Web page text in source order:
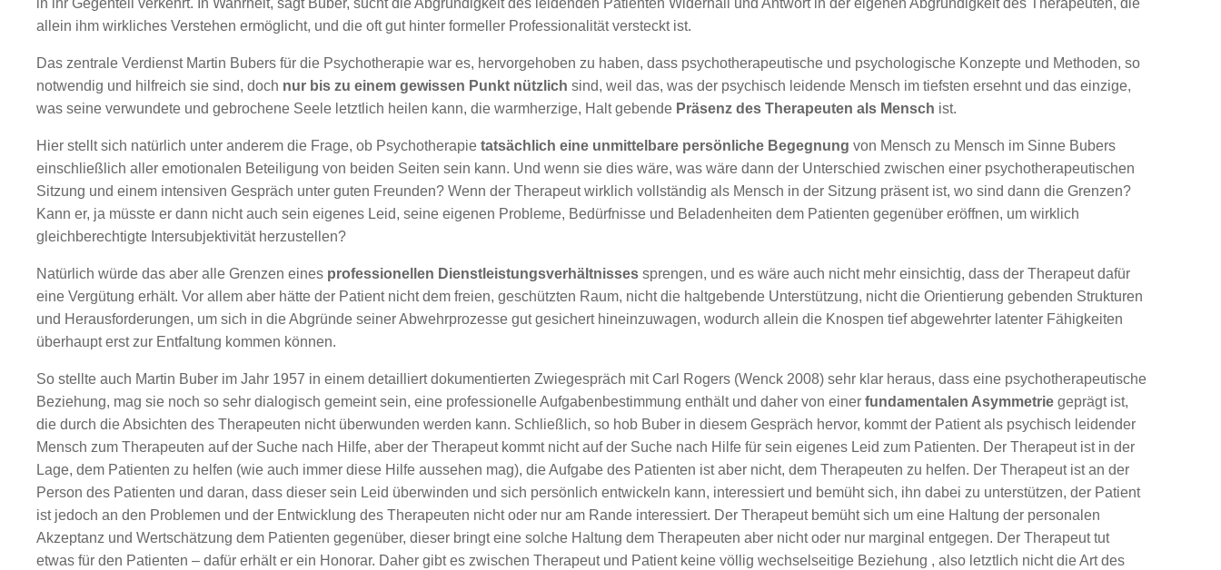
in ihr Gegenteil verkehrt. In Wahrheit, sagt Buber, sucht die Abgründigkeit des leidenden Patienten Widerhall und Antwort in der eigenen Abgründigkeit des Therapeuten, die
allein ihm wirkliches Verstehen ermöglicht, und die oft gut hinter formeller Professionalität versteckt ist.
Das zentrale Verdienst Martin Bubers für die Psychotherapie war es, hervorgehoben zu haben, dass psychotherapeutische und psychologische Konzepte und Methoden, so
notwendig und hilfreich sie sind, doch nur bis zu einem gewissen Punkt nützlich sind, weil das, was der psychisch leidende Mensch im tiefsten ersehnt und das einzige,
was seine verwundete und gebrochene Seele letztlich heilen kann, die warmherzige, Halt gebende Präsenz des Therapeuten als Mensch ist.
Hier stellt sich natürlich unter anderem die Frage, ob Psychotherapie tatsächlich eine unmittelbare persönliche Begegnung von Mensch zu Mensch im Sinne Bubers
einschließlich aller emotionalen Beteiligung von beiden Seiten sein kann. Und wenn sie dies wäre, was wäre dann der Unterschied zwischen einer psychotherapeutischen
Sitzung und einem intensiven Gespräch unter guten Freunden? Wenn der Therapeut wirklich vollständig als Mensch in der Sitzung präsent ist, wo sind dann die Grenzen?
Kann er, ja müsste er dann nicht auch sein eigenes Leid, seine eigenen Probleme, Bedürfnisse und Beladenheiten dem Patienten gegenüber eröffnen, um wirklich
gleichberechtigte Intersubjektivität herzustellen?
Natürlich würde das aber alle Grenzen eines professionellen Dienstleistungsverhältnisses sprengen, und es wäre auch nicht mehr einsichtig, dass der Therapeut dafür
eine Vergütung erhält. Vor allem aber hätte der Patient nicht dem freien, geschützten Raum, nicht die haltgebende Unterstützung, nicht die Orientierung gebenden Strukturen
und Herausforderungen, um sich in die Abgründe seiner Abwehrprozesse gut gesichert hineinzuwagen, wodurch allein die Knospen tief abgewehrter latenter Fähigkeiten
überhaupt erst zur Entfaltung kommen können.
So stellte auch Martin Buber im Jahr 1957 in einem detailliert dokumentierten Zwiegespräch mit Carl Rogers (Wenck 2008) sehr klar heraus, dass eine psychotherapeutische
Beziehung, mag sie noch so sehr dialogisch gemeint sein, eine professionelle Aufgabenbestimmung enthält und daher von einer fundamentalen Asymmetrie geprägt ist,
die durch die Absichten des Therapeuten nicht überwunden werden kann. Schließlich, so hob Buber in diesem Gespräch hervor, kommt der Patient als psychisch leidender
Mensch zum Therapeuten auf der Suche nach Hilfe, aber der Therapeut kommt nicht auf der Suche nach Hilfe für sein eigenes Leid zum Patienten. Der Therapeut ist in der
Lage, dem Patienten zu helfen (wie auch immer diese Hilfe aussehen mag), die Aufgabe des Patienten ist aber nicht, dem Therapeuten zu helfen. Der Therapeut ist an der
Person des Patienten und daran, dass dieser sein Leid überwinden und sich persönlich entwickeln kann, interessiert und bemüht sich, ihn dabei zu unterstützen, der Patient
ist jedoch an den Problemen und der Entwicklung des Therapeuten nicht oder nur am Rande interessiert. Der Therapeut bemüht sich um eine Haltung der personalen
Akzeptanz und Wertschätzung dem Patienten gegenüber, dieser bringt eine solche Haltung dem Therapeuten aber nicht oder nur marginal entgegen. Der Therapeut tut
etwas für den Patienten – dafür erhält er ein Honorar. Daher gibt es zwischen Therapeut und Patient keine völlig wechselseitige Beziehung , also letztlich nicht die Art des